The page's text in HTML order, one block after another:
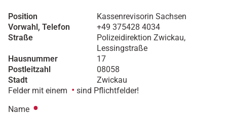
Position
Kassenrevisorin Sachsen
Vorwahl, Telefon
+49 375428 4034
Straße
Polizeidirektion Zwickau,
Lessingstraße
Hausnummer
17
Postleitzahl
08058
Stadt
Zwickau
Felder mit einem
sind Pflichtfelder!
Name